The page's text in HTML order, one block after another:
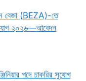
বেজা (BEZA)-তে
২০২৬—আবেদন
পদে চাকরির সুযোগ